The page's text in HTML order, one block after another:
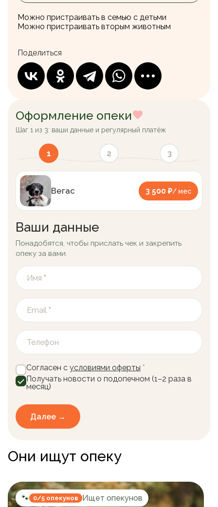
Можно пристраивать в семью с детьми
Можно пристраивать вторым животным
Поделиться
Оформление опеки
Шаг 1 из 3: ваши данные и регулярный платёж
1 2 3
Вегас 3 500 ₽/ мес
Ваши данные
Понадобятся, чтобы прислать чек и закрепить
опеку за вами.
Имя *
Email *
Телефон
Согласен с условиями оферты *
Получать новости о подопечном (1–2 раза в
месяц)
Далее →
Они ищут опеку
🐾 0/5 опекунов Ищет опекунов